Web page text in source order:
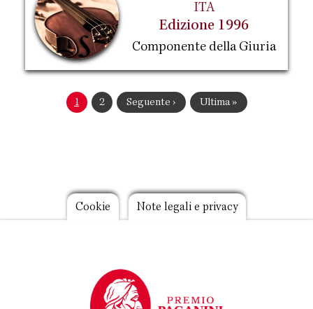
ITA
Edizione 1996
Componente della Giuria
Pagina
1 Pagina
2
Pagina
Seguente ›
Ultima
Ultima »
Footer
Cookie Note legali e privacy